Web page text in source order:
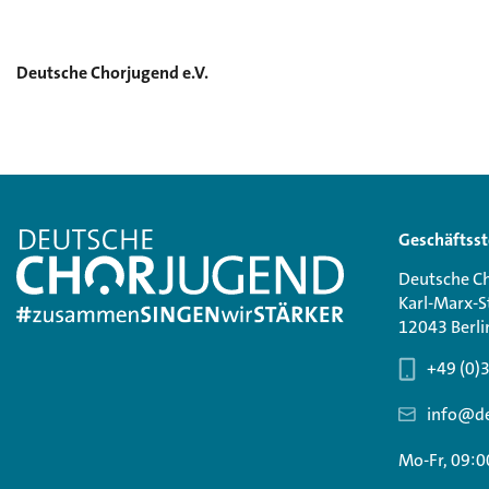
Deutsche Chorjugend e.V.
Deutsche
Karl-Marx-
12043
+49
Mo-Fr,